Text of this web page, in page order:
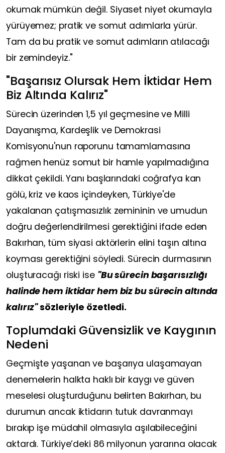
okumak mümkün değil. Siyaset niyet okumayla
yürüyemez; pratik ve somut adımlarla yürür.
Tam da bu pratik ve somut adımların atılacağı
bir zemindeyiz."
"Başarısız Olursak Hem İktidar Hem
Biz Altında Kalırız"
Sürecin üzerinden 1,5 yıl geçmesine ve Milli
Dayanışma, Kardeşlik ve Demokrasi
Komisyonu'nun raporunu tamamlamasına
rağmen henüz somut bir hamle yapılmadığına
dikkat çekildi. Yanı başlarındaki coğrafya kan
gölü, kriz ve kaos içindeyken, Türkiye'de
yakalanan çatışmasızlık zemininin ve umudun
doğru değerlendirilmesi gerektiğini ifade eden
Bakırhan, tüm siyasi aktörlerin elini taşın altına
koyması gerektiğini söyledi. Sürecin durmasının
oluşturacağı riski ise "Bu sürecin başarısızlığı
halinde hem iktidar hem biz bu sürecin altında
kalırız"sözleriyle özetledi.
Toplumdaki Güvensizlik ve Kaygının
Nedeni
Geçmişte yaşanan ve başarıya ulaşamayan
denemelerin halkta haklı bir kaygı ve güven
meselesi oluşturduğunu belirten Bakırhan, bu
durumun ancak iktidarın tutuk davranmayı
bırakıp işe müdahil olmasıyla aşılabileceğini
aktardı. Türkiye’deki 86 milyonun yararına olacak